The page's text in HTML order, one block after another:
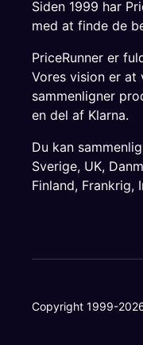
Siden 1999 har
med at finde de
PriceRunner er
Vores vision er at
sammenligner
en del af Klarna.
Du kan
Sverige, UK,
Finland, Frankrig,
Copyright 1999-